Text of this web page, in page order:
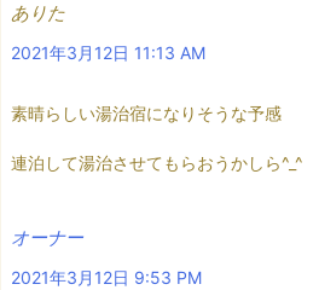
ありた
2021年3月12日 11:13 AM
素晴らしい湯治宿になりそうな予感
連泊して湯治させてもらおうかしら^_^
オーナー
2021年3月12日 9:53 PM